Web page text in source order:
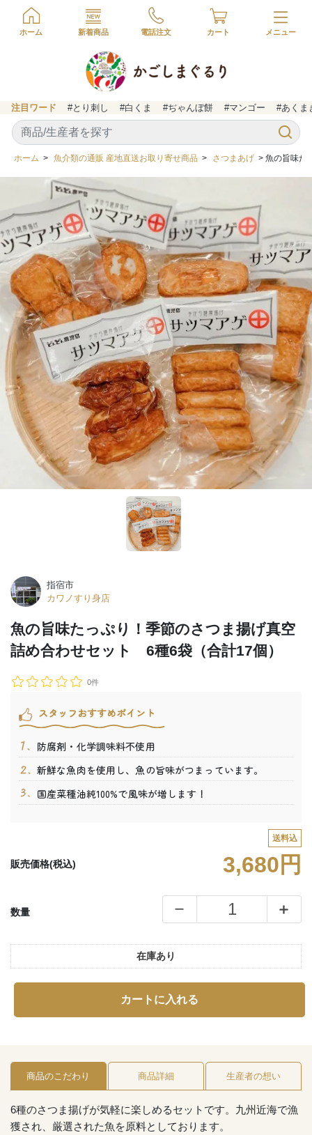
ホーム 新着商品 電話注文 カート
注目ワード #とり刺し #白くま #ぢゃんぼ餅 #マンゴー #あくま
ホーム > 魚介類の通販 産地直送お取り寄せ商品 > さつまあげ > 魚の旨味た
指宿市
カワノすり身店
魚の旨味たっぷり！季節のさつま揚げ真空
詰め合わせセット 6種6袋（合計17個）
0件
スタッフおすすめポイント
防腐剤・化学調味料不使用
新鮮な魚肉を使用し、魚の旨味がつまっています。
国産菜種油純100%で風味が増します！
送料込
販売価格(税込) 3,680円
数量
在庫あり
カートに入れる
商品のこだわり 商品詳細 生産者の想い
6種のさつま揚げが気軽に楽しめるセットです。九州近海で漁
獲され、厳選された魚を原料としております。